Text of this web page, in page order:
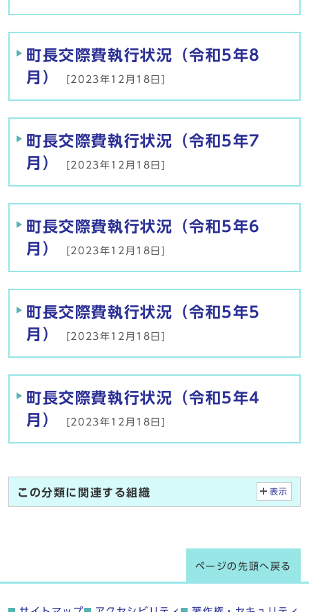
町長交際費執行状況（令和5年8
月）
[2023年12月18日]
町長交際費執行状況（令和5年7
月）
[2023年12月18日]
町長交際費執行状況（令和5年6
月）
[2023年12月18日]
町長交際費執行状況（令和5年5
月）
[2023年12月18日]
町長交際費執行状況（令和5年4
月）
[2023年12月18日]
この分類に関連する組織 表示
ページの先頭へ戻る